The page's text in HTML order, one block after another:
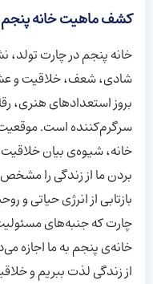
کشف ماهیت خانه پنجم
خانه پنجم در چارت
شادی، شعف، خلاقیت و
بروز استعدادهای هنری،
سرگرم‌کننده است. موقعیت
خانه، شیوه‌ی بیان
بردن ما از زندگی را
بازتابی از انرژی حیاتی
چارت که جنبه‌های
خانه‌ی پنجم به ما اجازه
از زندگی لذت ببریم و